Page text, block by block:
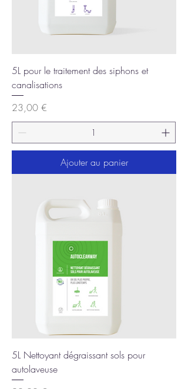
5L pour le traitement des siphons et
canalisations
Prix
23,00 €
Ajouter au panier
5L Nettoyant dégraissant sols pour
autolaveuse